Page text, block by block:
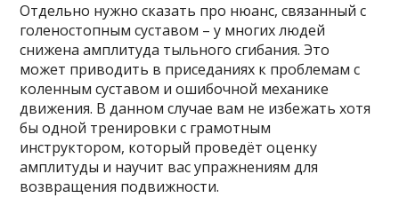
Отдельно нужно сказать про нюанс, связанный с
голеностопным суставом – у многих людей
снижена амплитуда тыльного сгибания. Это
может приводить в приседаниях к проблемам с
коленным суставом и ошибочной механике
движения. В данном случае вам не избежать хотя
бы одной тренировки с грамотным
инструктором, который проведёт оценку
амплитуды и научит вас упражнениям для
возвращения подвижности.